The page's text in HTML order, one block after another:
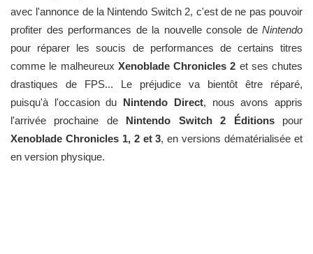
avec l'annonce de la Nintendo Switch 2, c'est de ne pas pouvoir
profiter des performances de la nouvelle console de Nintendo
pour réparer les soucis de performances de certains titres
comme le malheureux Xenoblade Chronicles 2 et ses chutes
drastiques de FPS... Le préjudice va bientôt être réparé,
puisqu'à l'occasion du Nintendo Direct, nous avons appris
l'arrivée prochaine de Nintendo Switch 2 Éditionspour
Xenoblade Chronicles 1, 2 et 3, en versions dématérialisée et
en version physique.